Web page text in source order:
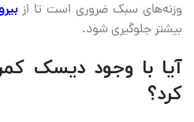
وزنه‌های سبک ضروری است تا از
بیشتر جلوگیری شود.
آیا با وجود دیسک
کرد؟